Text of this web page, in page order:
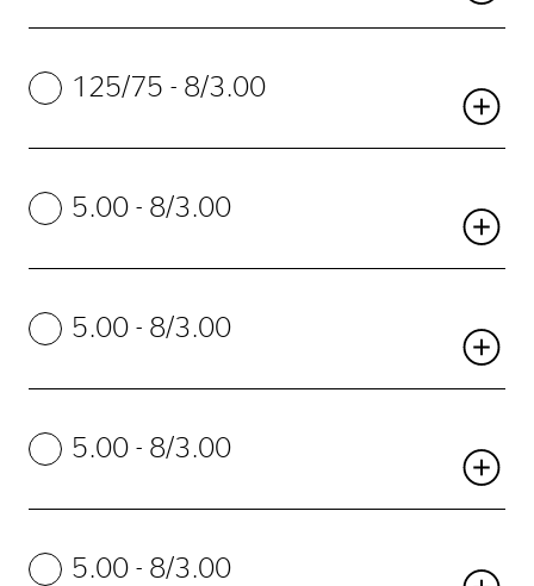
125/75 - 8/3.00
5.00 - 8/3.00
5.00 - 8/3.00
5.00 - 8/3.00
5.00 - 8/3.00